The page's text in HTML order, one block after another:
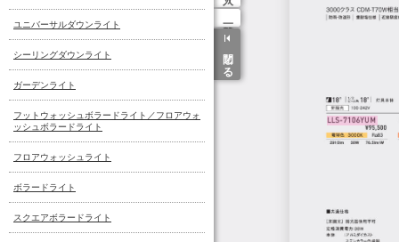
閉じる
ユニバーサルダウンライト
シーリングダウンライト
ガーデンライト
フットウォッシュボラードライト／フロアウォ
ッシュボラードライト
フロアウォッシュライト
ボラードライト
スクエアボラードライト